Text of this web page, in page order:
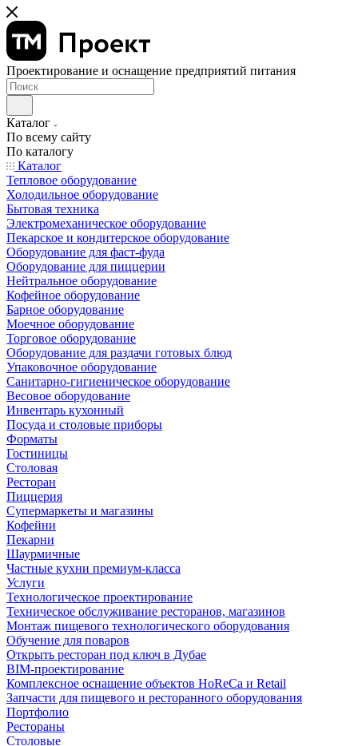
Проектирование и оснащение предприятий питания
Каталог
По всему сайту
По каталогу
Каталог
Тепловое оборудование
Холодильное оборудование
Бытовая техника
Электромеханическое оборудование
Пекарское и кондитерское оборудование
Оборудование для фаст-фуда
Оборудование для пиццерии
Нейтральное оборудование
Кофейное оборудование
Барное оборудование
Моечное оборудование
Торговое оборудование
Оборудование для раздачи готовых блюд
Упаковочное оборудование
Санитарно-гигиеническое оборудование
Весовое оборудование
Инвентарь кухонный
Посуда и столовые приборы
Форматы
Гостиницы
Столовая
Ресторан
Пиццерия
Супермаркеты и магазины
Кофейни
Пекарни
Шаурмичные
Частные кухни премиум-класса
Услуги
Технологическое проектирование
Техническое обслуживание ресторанов, магазинов
Монтаж пищевого технологического оборудования
Обучение для поваров
Открыть ресторан под ключ в Дубае
BIM-проектирование
Комплексное оснащение объектов HoReCa и Retail
Запчасти для пищевого и ресторанного оборудования
Портфолио
Рестораны
Столовые